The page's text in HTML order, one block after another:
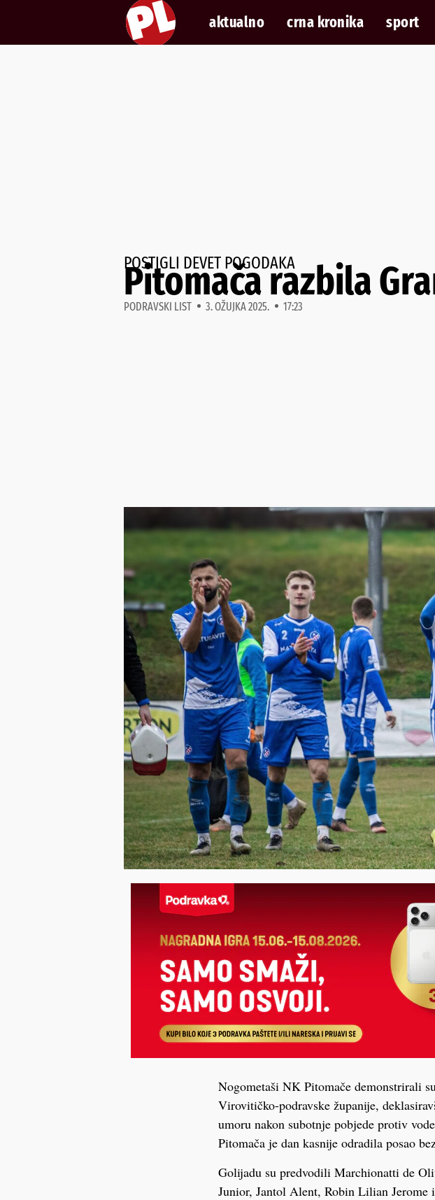
aktualno crna kronika sport
POSTIGLI DEVET POGODAKA
Pitomača razbila
PODRAVSKI LIST 3. OŽUJKA 2025. 17:23
Nogometaši NK Pitomače demonstrirali
Virovitičko-podravske županije,
umoru nakon subotnje pobjede protiv
Pitomača je dan kasnije odradila posao
Golijadu su predvodili Marchionatti de
Junior, Jantol Alent, Robin Lilian